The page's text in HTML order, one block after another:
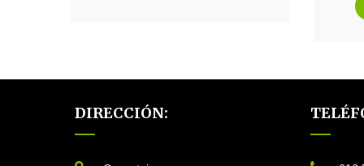
DIRECCIÓN: